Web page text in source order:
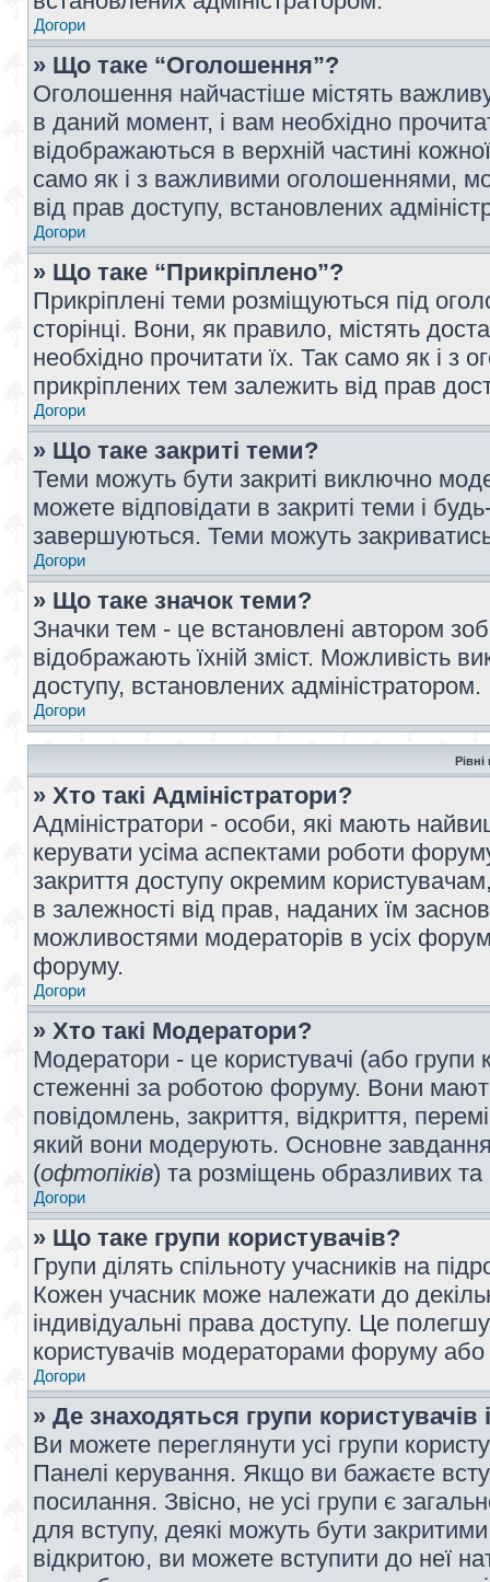
Догори
» Що таке “Оголошення”?
Оголошення найчастіше містять
в даний момент, і вам необхідно
відображаються в верхній частині
само як і з важливими оголошеннями,
від прав доступу, встановлених
Догори
» Що таке “Прикріплено”?
Прикріплені теми розміщуються під
сторінці. Вони, як правило, містять
необхідно прочитати їх. Так само як і
прикріплених тем залежить від прав
Догори
» Що таке закриті теми?
Теми можуть бути закриті виключно
можете відповідати в закриті теми і
завершуються. Теми можуть
Догори
» Що таке значок теми?
Значки тем - це встановлені автором
відображають їхній зміст. Можливість
доступу, встановлених адміністратором.
Догори
Рівні
» Хто такі Адміністратори?
Адміністратори - особи, які мають
керувати усіма аспектами роботи
закриття доступу окремим
в залежності від прав, наданих їм
можливостями модераторів в усіх
форуму.
Догори
» Хто такі Модератори?
Модератори - це користувачі (або
стеженні за роботою форуму. Вони
повідомлень, закриття, відкриття,
який вони модерують. Основне
(офтопіків) та розміщень образливих
Догори
» Що таке групи користувачів?
Групи ділять спільноту учасників на
Кожен учасник може належати до
індивідуальні права доступу. Це
користувачів модераторами форуму
Догори
» Де знаходяться групи користувачів
Ви можете переглянути усі групи
Панелі керування. Якщо ви бажаєте
посилання. Звісно, не усі групи є
для вступу, деякі можуть бути
відкритою, ви можете вступити до неї